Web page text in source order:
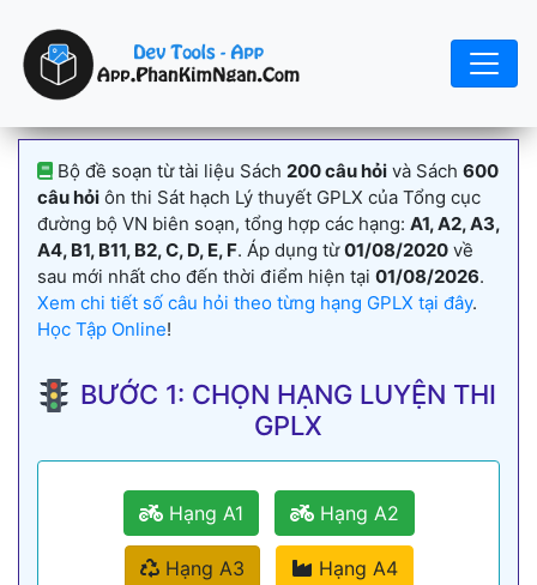
Bộ đề soạn từ tài liệu Sách 200 câu hỏi và Sách 600
câu hỏi ôn thi Sát hạch Lý thuyết GPLX của Tổng cục
đường bộ VN biên soạn, tổng hợp các hạng: A1, A2, A3,
A4, B1, B11, B2, C, D, E, F. Áp dụng từ01/08/2020 về
sau mới nhất cho đến thời điểm hiện tại 01/08/2026.
Xem chi tiết số câu hỏi theo từng hạng GPLX tại đây.
Học Tập Online!
BƯỚC 1: CHỌN HẠNG LUYỆN THI
GPLX
Hạng A1 Hạng A2
Hạng A3 Hạng A4